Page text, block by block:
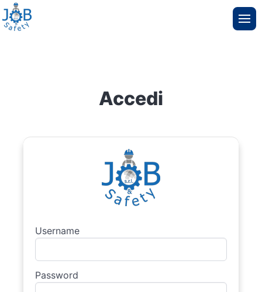
Accedi
Username
Password